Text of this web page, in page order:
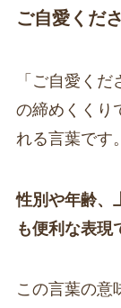
ご自愛くだ
「ご自愛く
の締めくくり
れる言葉です。
性別や年齢、
も便利な表現
この言葉の意